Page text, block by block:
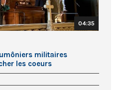
04:35
militaires
les coeurs